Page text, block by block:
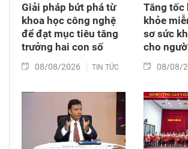
Giải pháp bứt phá từ
khoa học công nghệ
để đạt mục tiêu tăng
trưởng hai con số
08/08/2026 TIN TỨC
Tăng tốc
khỏe
sơ sức
cho
08/08/